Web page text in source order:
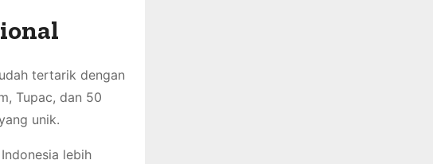
tertarik dengan
Tupac, dan 50
unik.
lebih